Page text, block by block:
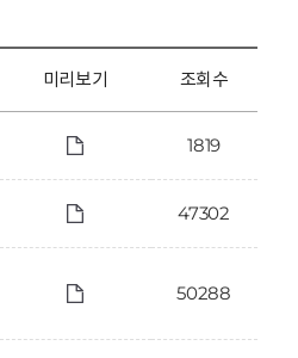
미리보기 조회수
1819
47302
50288